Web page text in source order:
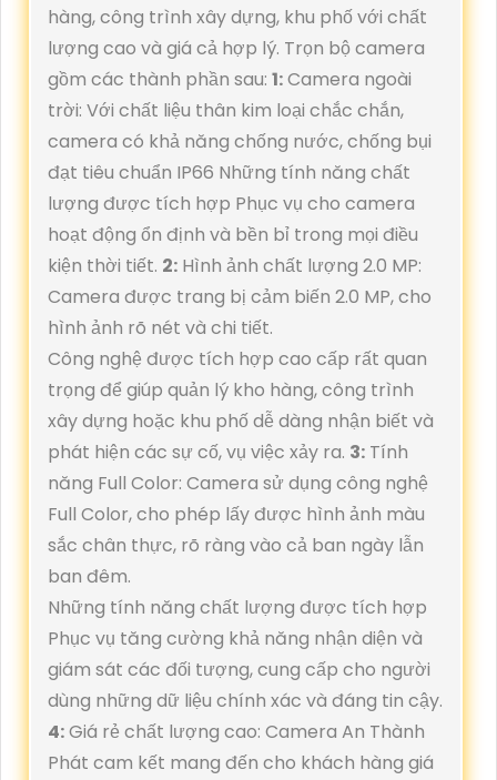
hàng, công trình xây dựng, khu phố với chất
lượng cao và giá cả hợp lý. Trọn bộ camera
gồm các thành phần sau: 1:Camera ngoài
trời: Với chất liệu thân kim loại chắc chắn,
camera có khả năng chống nước, chống bụi
đạt tiêu chuẩn IP66 Những tính năng chất
lượng được tích hợp Phục vụ cho camera
hoạt động ổn định và bền bỉ trong mọi điều
kiện thời tiết. 2: Hình ảnh chất lượng 2.0 MP:
Camera được trang bị cảm biến 2.0 MP, cho
hình ảnh rõ nét và chi tiết.
Công nghệ được tích hợp cao cấp rất quan
trọng để giúp quản lý kho hàng, công trình
xây dựng hoặc khu phố dễ dàng nhận biết và
phát hiện các sự cố, vụ việc xảy ra. 3: Tính
năng Full Color: Camera sử dụng công nghệ
Full Color, cho phép lấy được hình ảnh màu
sắc chân thực, rõ ràng vào cả ban ngày lẫn
ban đêm.
Những tính năng chất lượng được tích hợp
Phục vụ tăng cường khả năng nhận diện và
giám sát các đối tượng, cung cấp cho người
dùng những dữ liệu chính xác và đáng tin cậy.
4:Giá rẻ chất lượng cao: Camera An Thành
Phát cam kết mang đến cho khách hàng giá